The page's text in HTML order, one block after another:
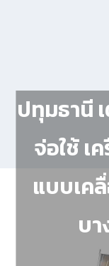
ปทุมธานี
จ่อใช้ เ
แบบเค
บ